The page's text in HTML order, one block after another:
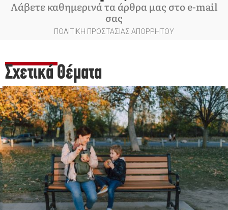
Λάβετε καθημερινά τα άρθρα μας στο e-mail
σας
ΠΟΛΙΤΙΚΗ ΠΡΟΣΤΑΣΙΑΣ ΑΠΟΡΡΗΤΟΥ
Σχετικά Θέματα